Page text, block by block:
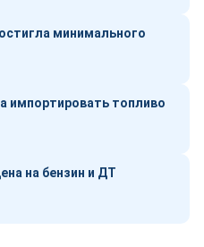
минимального
импортировать топливо
на бензин и ДТ